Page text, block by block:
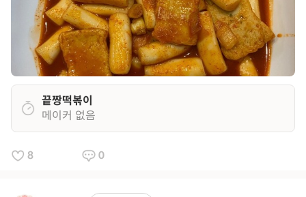
끝짱떡볶이
메이커 없음
8 0